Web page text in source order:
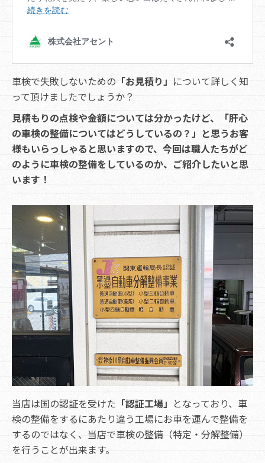
車検で失敗しないための 「お見積り」 について詳しく知
って頂けましたでしょうか？
見積もりの点検や金額については分かったけど、「肝心
の車検の整備についてはどうしているの？」と思うお客
様もいらっしゃると思いますので、今回は職人たちがど
のように車検の整備をしているのか、ご紹介したいと思
います！
当店は国の認証を受けた 「認証工場」 となっており、車
検の整備をするにあたり違う工場にお車を運んで整備を
するのではなく、当店で車検の整備（特定・分解整備）
を行うことが出来ます。